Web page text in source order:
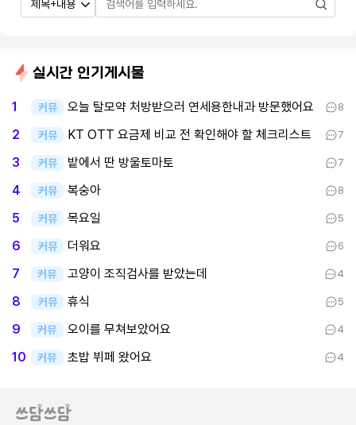
실시간 인기게시물
1 커뮤 오늘 탈모약 처방받으러 연세용한내과 방문했어요 8
2 커뮤 KT OTT 요금제 비교 전 확인해야 할 체크리스트 7
3 커뮤 밭에서 딴 방울토마토 7
4 커뮤 복숭아 8
5 커뮤 목요일 5
6 커뮤 더워요 6
7 커뮤 고양이 조직검사를 받았는데 4
8 커뮤 휴식 5
9 커뮤 오이를 무쳐보았어요 4
10 커뮤 초밥 뷔페 왔어요 4